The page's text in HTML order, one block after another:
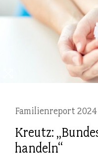
Familienreport 2024
Kreutz:
handeln“